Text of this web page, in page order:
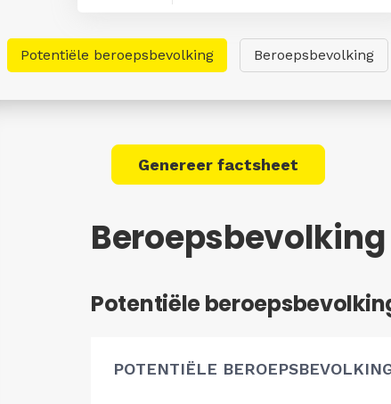
Potentiële beroepsbevolking Beroepsbevolking
Genereer factsheet
Potentiële
POTENTIËLE